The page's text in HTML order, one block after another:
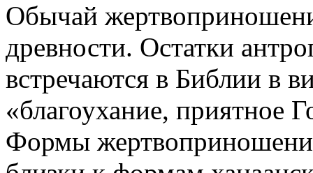
Обычай
древности. Остатки
встречаются в Библии в
«благоухание, приятное
Формы